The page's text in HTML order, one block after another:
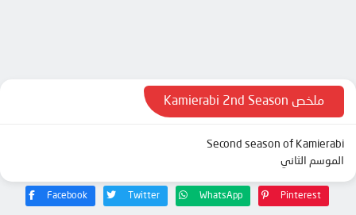
ملخص Kamierabi 2nd Season
Second season of Kamierabi
الموسم الثاني
Facebook Twitter WhatsApp Pinterest